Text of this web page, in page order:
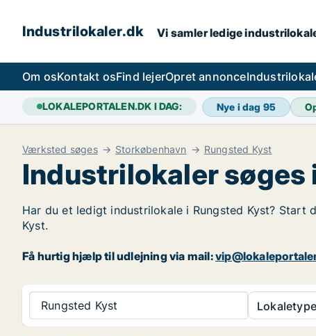
Industrilokaler.dk Vi samler ledige
Om osKontakt osFind lejerOpret annonce
LOKALEPORTALEN.DK I DAG: Nye i dag 95
Værksted søges Storkøbenhavn Rungsted Kyst
Industrilokaler søges
Har du et ledigt industrilokale i Rungsted Kyst? Start
Kyst.
Få hurtig hjælp til udlejning via mail:
Rungsted Kyst